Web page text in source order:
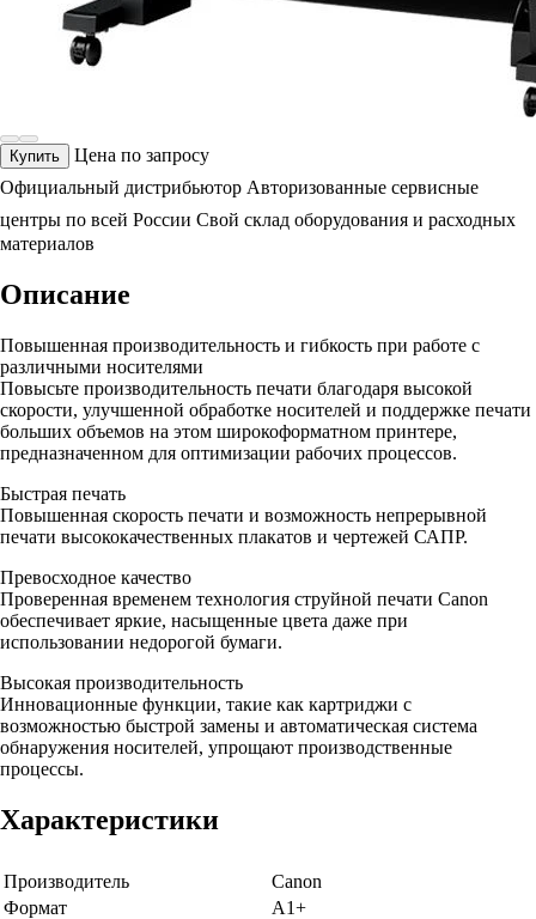
Купить
Цена по запросу
Официальный дистрибьютор Авторизованные сервисные
центры по всей России Свой склад оборудования и расходных
материалов
Описание
Повышенная производительность и гибкость при работе с
различными носителями
Повысьте производительность печати благодаря высокой
скорости, улучшенной обработке носителей и поддержке печати
больших объемов на этом широкоформатном принтере,
предназначенном для оптимизации рабочих процессов.
Быстрая печать
Повышенная скорость печати и возможность непрерывной
печати высококачественных плакатов и чертежей САПР.
Превосходное качество
Проверенная временем технология струйной печати Canon
обеспечивает яркие, насыщенные цвета даже при
использовании недорогой бумаги.
Высокая производительность
Инновационные функции, такие как картриджи с
возможностью быстрой замены и автоматическая система
обнаружения носителей, упрощают производственные
процессы.
Характеристики
Производитель
Canon
Формат
А1+